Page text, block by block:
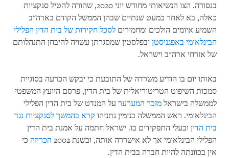
בנסודה. הצו הנשיאותי מחודש יוני 2020, שהורה להטיל סנקציות
כאלה, בא לאחר כמעט שנתיים שבהן הממשל הקודם בארה"ב
השמיע איומים הולכים ומחמירים לסכל חקירות של בית הדין הפלילי
הבינלאומי באפגניסטן ובפלסטין שמסגרתן עשויה להיבחן התנהלותם
של אזרחי ארה"ב וישראל.
באותו יום בו הודיע משרדה של התובעת כי יבקש הכרעה בסוגיית
סמכות השיפוט הטריטוריאלית של בית הדין, פרסם היועץ המשפטי
לממשלה בישראל מזכר המערער על המנדט של בית הדין הפלילי
הבינלאומי. ראש הממשלה בנימין נתניהו קרא בהמשך לסנקציות נגד
בית הדין ובעלי התפקידים בו. ישראל חתמה על אמנת בית הדין
הפלילי הבינלאומי אך לא אישררה אותה, ובשנת 2002
הכריזה כי
אין בכוונתה להיות חברה בבית הדין.